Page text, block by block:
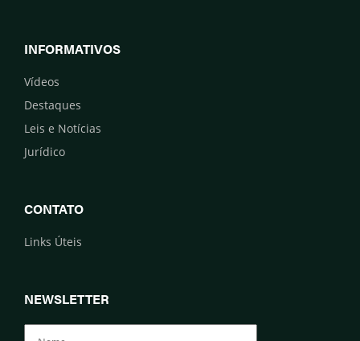
INFORMATIVOS
Vídeos
Destaques
Leis e Notícias
Jurídico
CONTATO
Links Úteis
NEWSLETTER